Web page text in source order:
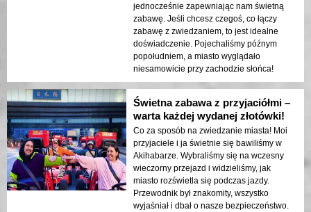
jednocześnie zapewniając nam świetną
zabawę. Jeśli chcesz czegoś, co łączy
zabawę z zwiedzaniem, to jest idealne
doświadczenie. Pojechaliśmy późnym
popołudniem, a miasto wyglądało
niesamowicie przy zachodzie słońca!
Świetna zabawa z przyjaciółmi –
warta każdej wydanej złotówki!
Co za sposób na zwiedzanie miasta! Moi
przyjaciele i ja świetnie się bawiliśmy w
Akihabarze. Wybraliśmy się na wczesny
wieczorny przejazd i widzieliśmy, jak
miasto rozświetla się podczas jazdy.
Przewodnik był znakomity, wszystko
wyjaśniał i dbał o nasze bezpieczeństwo.